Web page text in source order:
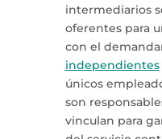
intermediarios
oferentes para
con el
independientes
únicos
son
vinculan para